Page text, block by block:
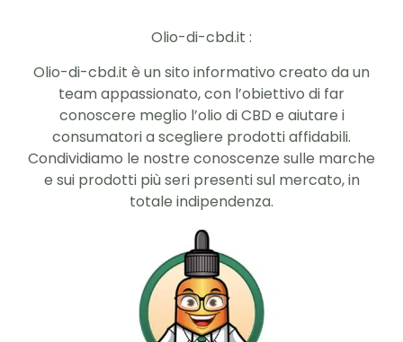
Olio-di-cbd.it :
Olio-di-cbd.it è un sito informativo creato da un
team appassionato, con l’obiettivo di far
conoscere meglio l’olio di CBD e aiutare i
consumatori a scegliere prodotti affidabili.
Condividiamo le nostre conoscenze sulle marche
e sui prodotti più seri presenti sul mercato, in
totale indipendenza.